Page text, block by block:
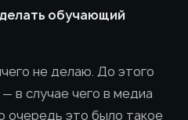
обучающий
не делаю. До этого
в случае чего в медиа
очередь это было такое